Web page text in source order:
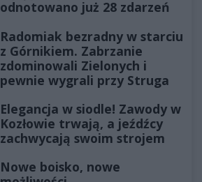
odnotowano już 28 zdarzeń
Radomiak bezradny w starciu
z Górnikiem. Zabrzanie
zdominowali Zielonych i
pewnie wygrali przy Struga
Elegancja w siodle! Zawody w
Kozłowie trwają, a jeźdźcy
zachwycają swoim strojem
Nowe boisko, nowe